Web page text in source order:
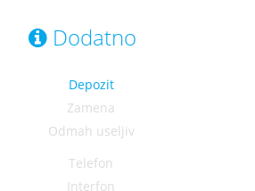
Dodatno
Depozit
Zamena
Odmah useljiv
Telefon
Interfon